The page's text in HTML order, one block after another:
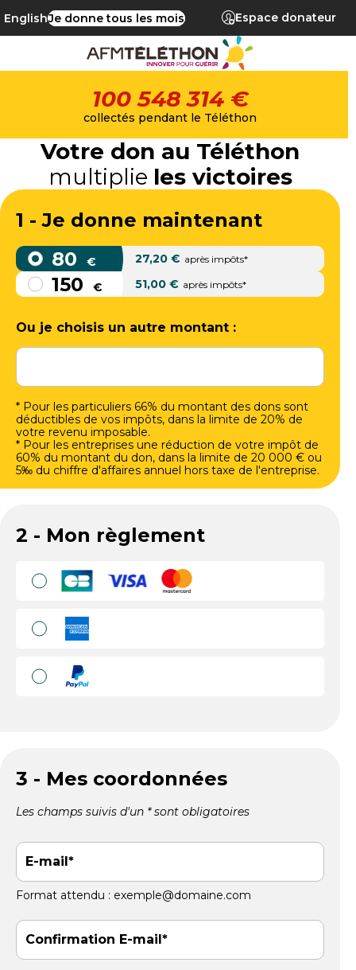
EnglishJe donne tous les mois Espace donateur
100 548 314 €
collectés pendant le Téléthon
Votre don au Téléthon
multiplie les victoires
1 - Je donne maintenant
80
€ 27,20 € après impôts*
150 € 51,00 € après impôts*
Ou je choisis un autre montant :
* Pour les particuliers 66% du montant des dons sont
déductibles de vos impôts, dans la limite de 20% de
votre revenu imposable.
* Pour les entreprises une réduction de votre impôt de
60% du montant du don, dans la limite de 20 000 € ou
5‰ du chiffre d'affaires annuel hors taxe de l'entreprise.
2 - Mon règlement
3 - Mes coordonnées
Les champs suivis d'un * sont obligatoires
E-mail
Format attendu : exemple@domaine.com
Confirmation E-mail